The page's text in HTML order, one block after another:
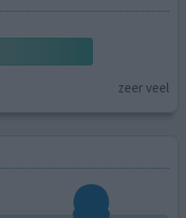
zeer veel